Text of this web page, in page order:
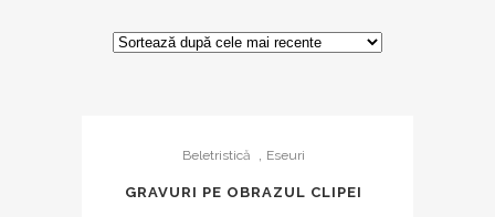
Beletristică Eseuri
GRAVURI PE OBRAZUL CLIPEI